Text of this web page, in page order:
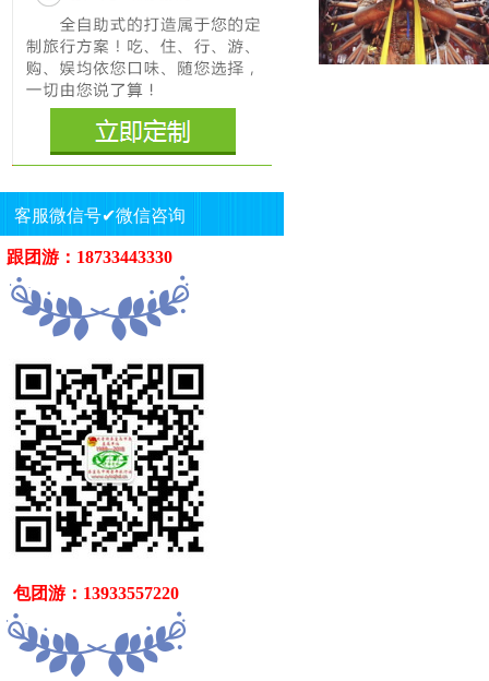
客服微信号✔微信咨询
跟团游：18733443330
包团游：13933557220